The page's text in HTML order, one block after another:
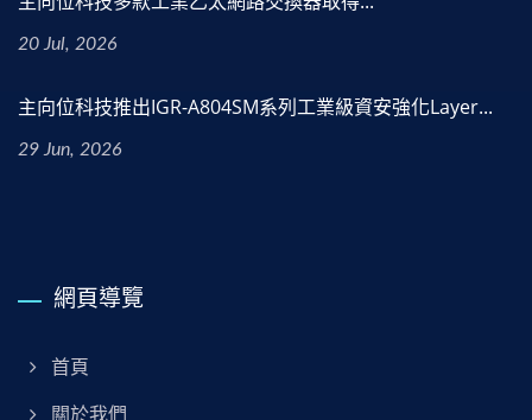
20 Jul, 2026
主向位科技推出IGR-A804SM系列工業級資安強化Layer...
29 Jun, 2026
網頁導覽
首頁
關於我們